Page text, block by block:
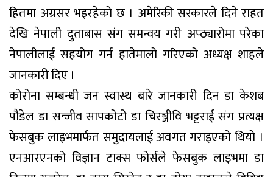
हितमा अग्रसर भइरहेको छ । अमेरिकी सरकारले दिने राहत
देखि नेपाली दुताबास संग समन्वय गरी अप्ठ्यारोमा परेका
नेपालीलाई सहयोग गर्न हातेमालो गरिएको अध्यक्ष शाहले
जानकारी दिए ।
कोरोना सम्बन्धी जन स्वास्थ बारे जानकारी दिन डा केशब
पौडेल डा सन्जीव सापकोटो डा चिरञ्जीवि भट्टराई संग प्रत्यक्ष
फेसबुक लाइभमार्फत समुदायलाई अवगत गराइएको थियो ।
एनआरएनको विज्ञान टाक्स फोर्सले फेसबुक लाइभमा डा